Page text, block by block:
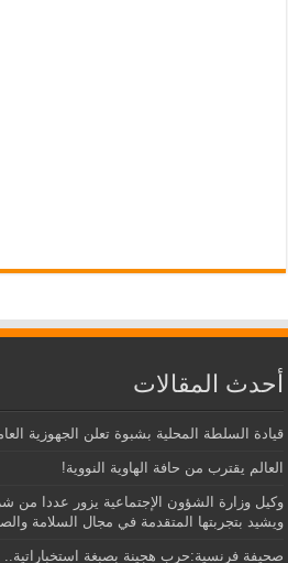
أحدث المقالات
قيادة السلطة المحلية بشبوة تعلن الجهوزية
العالم يقترب من حافة الهاوية النووية!
وكيل وزارة الشؤون الإجتماعية يزور عددا
ويشيد بتجربتها المتقدمة في مجال السلامة
صحيفة فرنسية:حرب هجينة بصبغة